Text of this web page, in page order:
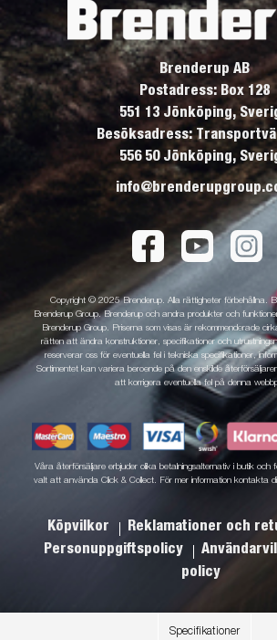
Specifikationer
Brenderup AB
Postadress: Box 128
551 13 Jönköping,
Besöksadress:
556 50 Jönköping,
Copyright © 2025 Brenderup. Alla rättigheter förbehållna.
Brenderup Group. Brenderup och andra produkter och
Brenderup Group. Priserna som visas är rekommenderade
rätten att ändra konstruktioner, specifikationer och
reserverar oss för eventuella fel i tekniska specifikationer,
Sortimentet kan variera beroende på den enskilde
att korrigera eventuella fel på denna
Våra återförsäljare erbjuder olika betalningsalternativ i butik och
valt att använda Click & Collect. För mer information kontakta
Köpvilkor Reklamationer och
Personuppgiftspolicy
policy